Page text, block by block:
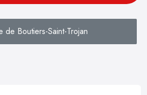
de Boutiers-Saint-Trojan